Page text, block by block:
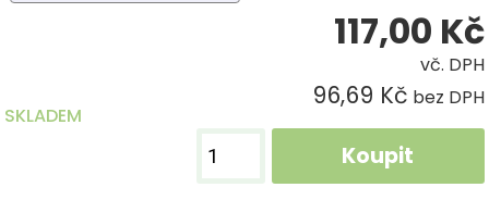
SKLADEM
117,00 Kč
vč. DPH
96,69 Kč bez DPH
Koupit